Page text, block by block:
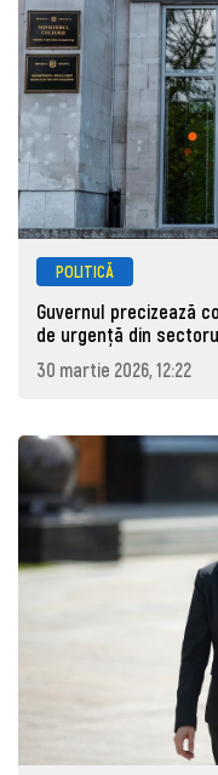
POLITICĂ
Guvernul precizează
de urgență din
30 martie 2026, 12:22